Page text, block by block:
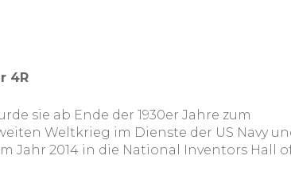
4R
sie ab Ende der 1930er Jahre zum
Weltkrieg im Dienste der US Navy
Jahr 2014 in die National Inventors Hall